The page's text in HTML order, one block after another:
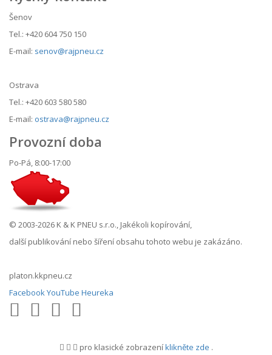
Šenov
Tel.: +420 604 750 150
E-mail: senov@rajpneu.cz
Ostrava
Tel.: +420 603 580 580
E-mail: ostrava@rajpneu.cz
Provozní doba
Po-Pá, 8:00-17:00
© 2003-2026 K & K PNEU s.r.o., Jakékoli kopírování,
další publikování nebo šíření obsahu tohoto webu je zakázáno.
platon.kkpneu.cz
FacebookYouTube Heureka
pro klasické zobrazeníklikněte zde .